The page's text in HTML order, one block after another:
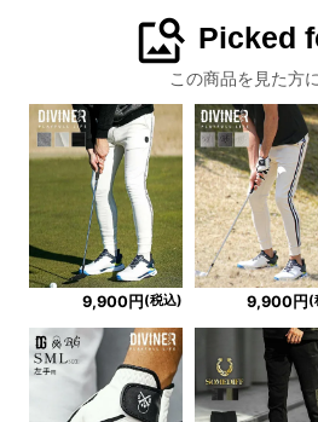
image_search Picked
この商品を見た方
9,900円 (税込) 9,900円 (